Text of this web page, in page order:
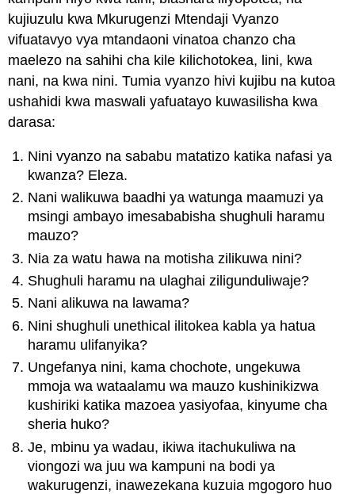
kujiuzulu kwa Mkurugenzi Mtendaji Vyanzo
vifuatavyo vya mtandaoni vinatoa chanzo cha
maelezo na sahihi cha kile kilichotokea, lini, kwa
nani, na kwa nini. Tumia vyanzo hivi kujibu na kutoa
ushahidi kwa maswali yafuatayo kuwasilisha kwa
darasa:
Nini vyanzo na sababu matatizo katika nafasi ya
kwanza? Eleza.
Nani walikuwa baadhi ya watunga maamuzi ya
msingi ambayo imesababisha shughuli haramu
mauzo?
Nia za watu hawa na motisha zilikuwa nini?
Shughuli haramu na ulaghai ziligunduliwaje?
Nani alikuwa na lawama?
Nini shughuli unethical ilitokea kabla ya hatua
haramu ulifanyika?
Ungefanya nini, kama chochote, ungekuwa
mmoja wa wataalamu wa mauzo kushinikizwa
kushiriki katika mazoea yasiyofaa, kinyume cha
sheria huko?
Je, mbinu ya wadau, ikiwa itachukuliwa na
viongozi wa juu wa kampuni na bodi ya
wakurugenzi, inawezekana kuzuia mgogoro huo